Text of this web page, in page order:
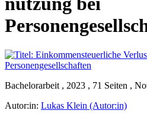
Bachelorarbeit , 2023 , 71 Seiten ,
Autor:in: Lukas Klein (Autor:in)